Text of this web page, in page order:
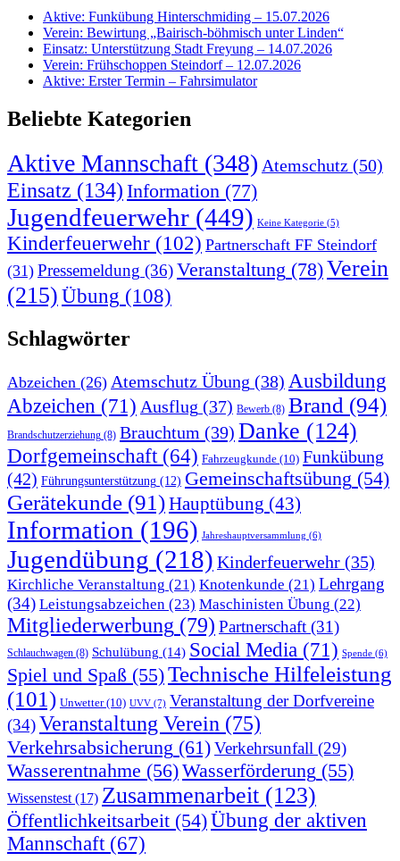
Aktive: Funkübung Hinterschmiding – 15.07.2026
Verein: Bewirtung „Bairisch-böhmisch unter Linden“
Einsatz: Unterstützung Stadt Freyung – 14.07.2026
Verein: Frühschoppen Steindorf – 12.07.2026
Aktive: Erster Termin – Fahrsimulator
Beliebte Kategorien
Aktive Mannschaft (348) Atemschutz (50)
Einsatz (134) Information (77)
Jugendfeuerwehr (449) Keine Kategorie (5)
Kinderfeuerwehr (102) Partnerschaft FF Steindorf
(31) Pressemeldung (36)Veranstaltung (78)Verein
(215)Übung (108)
Schlagwörter
Abzeichen (26) Atemschutz Übung (38) Ausbildung
Abzeichen (71) Ausflug (37) Bewerb (8) Brand (94)
Brandschutzerziehung (8) Brauchtum (39) Danke (124)
Dorfgemeinschaft(64) Fahrzeugkunde (10) Funkübung
(42) Führungsunterstützung (12) Gemeinschaftsübung (54)
Gerätekunde (91)Hauptübung (43)
Information (196) Jahreshauptversammlung (6)
Jugendübung (218) Kinderfeuerwehr (35)
Kirchliche Veranstaltung (21) Knotenkunde (21) Lehrgang
(34) Leistungsabzeichen (23) Maschinisten Übung (22)
Mitgliederwerbung (79) Partnerschaft (31)
Schlauchwagen (8) Schulübung (14) Social Media (71) Spende (6)
Spiel und Spaß (55)Technische Hilfeleistung
(101) Unwetter(10) UVV (7) Veranstaltung der Dorfvereine
(34)Veranstaltung Verein (75)
Verkehrsabsicherung (61)Verkehrsunfall (29)
Wasserentnahme (56)Wasserförderung (55)
Wissenstest (17) Zusammenarbeit (123)
Öffentlichkeitsarbeit (54)Übung der aktiven
Mannschaft(67)